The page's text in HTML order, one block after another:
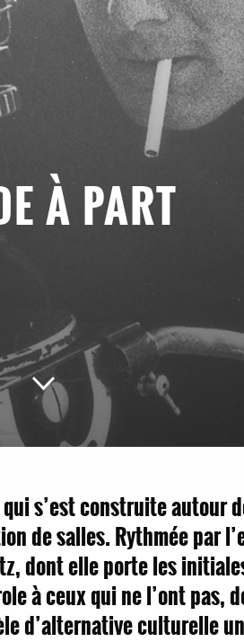
À PART
s’est construite autour
de salles. Rythmée par
dont elle porte les
à ceux qui ne l’ont pas,
d’alternative culturelle